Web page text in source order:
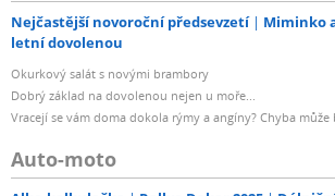
Nejčastější novoroční předsevzetí Miminko
letní dovolenou
Okurkový salát s novými brambory
Dobrý základ na dovolenou nejen u moře...
Vracejí se vám doma dokola rýmy a angíny? Chyba
Auto-moto